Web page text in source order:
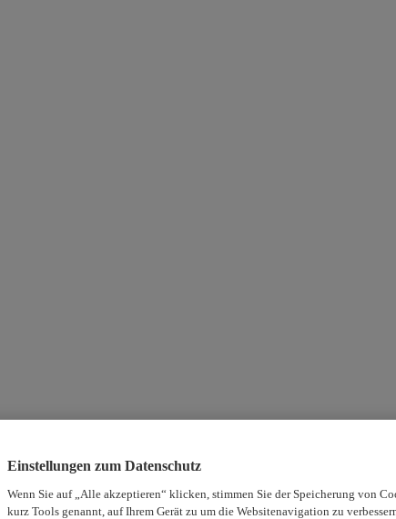
Einstellungen zum Datenschutz
Wenn Sie auf „Alle akzeptieren“ klicken, stimmen Sie der Speicherung von
kurz Tools genannt, auf Ihrem Gerät zu um die Websitenavigation zu